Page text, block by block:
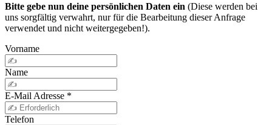
Bitte gebe nun deine persönlichen Daten ein (Diese werden bei
uns sorgfältig verwahrt, nur für die Bearbeitung dieser Anfrage
verwendet und nicht weitergegeben!).
Vorname
Name
E-Mail Adresse *
Telefon